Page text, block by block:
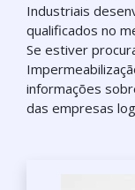
Industriais
qualificados no
Se estiver
informações
das empresas